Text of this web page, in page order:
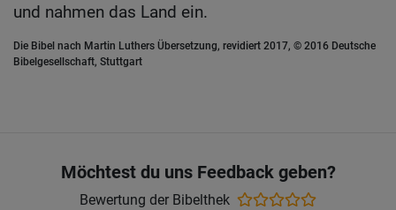
und nahmen das Land ein.
Die Bibel nach Martin Luthers Übersetzung, revidiert 2017, © 2016 Deutsche
Bibelgesellschaft, Stuttgart
Möchtest du uns Feedback geben?
Bewertung der Bibelthek